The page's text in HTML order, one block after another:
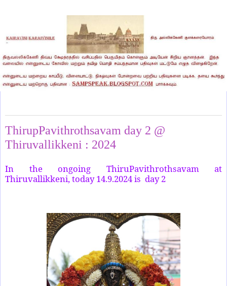
ThirupPavithrothsavam day 2 @
Thiruvallikkeni : 2024
In the ongoing ThiruPavithrothsavam at
Thiruvallikkeni, today 14.9.2024 is day 2